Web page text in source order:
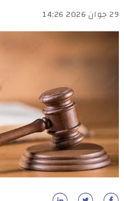
29 جوان 2026 14:26